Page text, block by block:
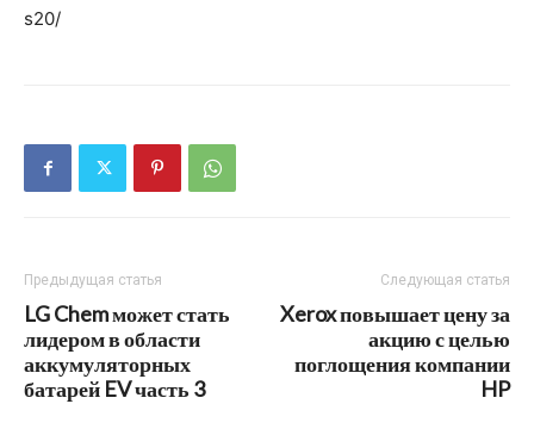
s20/
Предыдущая статья
LG Chem может стать
лидером в области
аккумуляторных
батарей EV часть 3
Следующая статья
Xerox повышает цену за
акцию с целью
поглощения компании
HP